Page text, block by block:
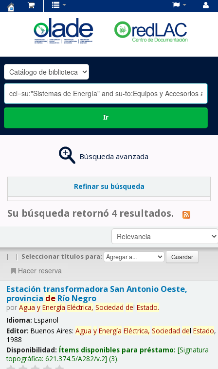
OLADE
-
Ir
Búsqueda avanzada
Refinar su búsqueda
Su búsqueda retornó 4 resultados.
| | Seleccionar títulos para:
Hacer reserva
Estación transformadora San Antonio Oeste,
provincia deRío Negro
por Agua y Energía Eléctrica, Sociedad del Estado.
Idioma: Español
Editor: Buenos Aires: Agua y Energía Eléctrica, Sociedad del Estado,
1988
Disponibilidad: Ítems disponibles para préstamo: Signatura
topográfica: 621.374.5/A282/v.2 (3).